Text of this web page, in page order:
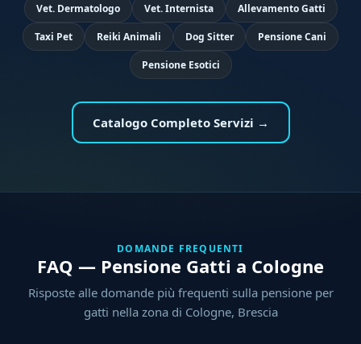
Vet. Dermatologo Vet. Internista Allevamento Gatti
Taxi Pet Reiki Animali Dog Sitter Pensione Cani
Pensione Esotici
Catalogo Completo Servizi →
DOMANDE FREQUENTI
FAQ — Pensione Gatti a Cologne
Risposte alle domande più frequenti sulla pensione per
gatti nella zona di Cologne, Brescia